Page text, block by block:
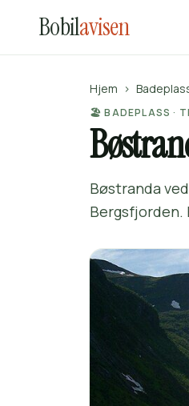
Bobilavisen
Hjem ›
🏖️ BADEPLASS ·
Bøstranda
Bergsfjorden.